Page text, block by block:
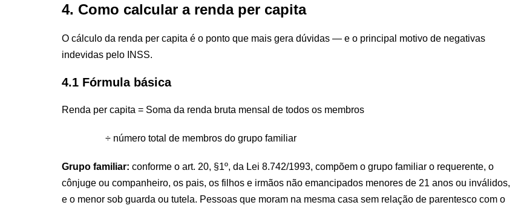
4. Como calcular a renda per capita
O cálculo da renda per capita é o ponto que mais gera dúvidas — e o principal motivo de negativas
indevidas pelo INSS.
4.1 Fórmula básica
Renda per capita = Soma da renda bruta mensal de todos os membros
÷ número total de membros do grupo familiar
Grupo familiar: conforme o art. 20, §1º, da Lei 8.742/1993, compõem o grupo familiar o requerente, o
cônjuge ou companheiro, os pais, os filhos e irmãos não emancipados menores de 21 anos ou inválidos,
e o menor sob guarda ou tutela. Pessoas que moram na mesma casa sem relação de parentesco com o